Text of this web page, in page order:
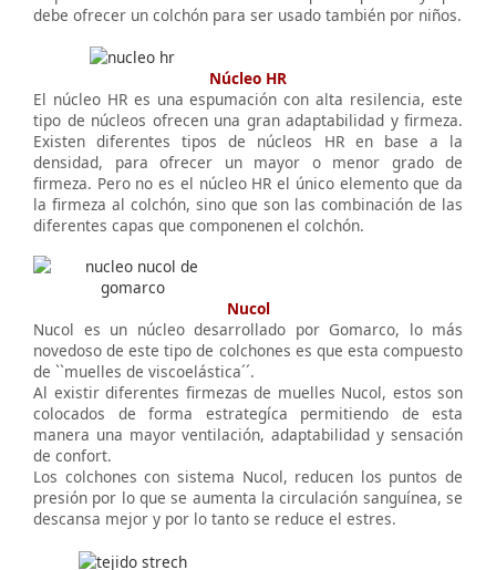
debe ofrecer un colchón para ser usado también por niños.
Núcleo HR
El núcleo HR es una espumación con alta resilencia, este
tipo de núcleos ofrecen una gran adaptabilidad y firmeza.
Existen diferentes tipos de núcleos HR en base a la
densidad, para ofrecer un mayor o menor grado de
firmeza. Pero no es el núcleo HR el único elemento que da
la firmeza al colchón, sino que son las combinación de las
diferentes capas que componenen el colchón.
Nucol
Nucol es un núcleo desarrollado por Gomarco, lo más
novedoso de este tipo de colchones es que esta compuesto
de ``muelles de viscoelástica´´.
Al existir diferentes firmezas de muelles Nucol, estos son
colocados de forma estrategíca permitiendo de esta
manera una mayor ventilación, adaptabilidad y sensación
de confort.
Los colchones con sistema Nucol, reducen los puntos de
presión por lo que se aumenta la circulación sanguínea, se
descansa mejor y por lo tanto se reduce el estres.